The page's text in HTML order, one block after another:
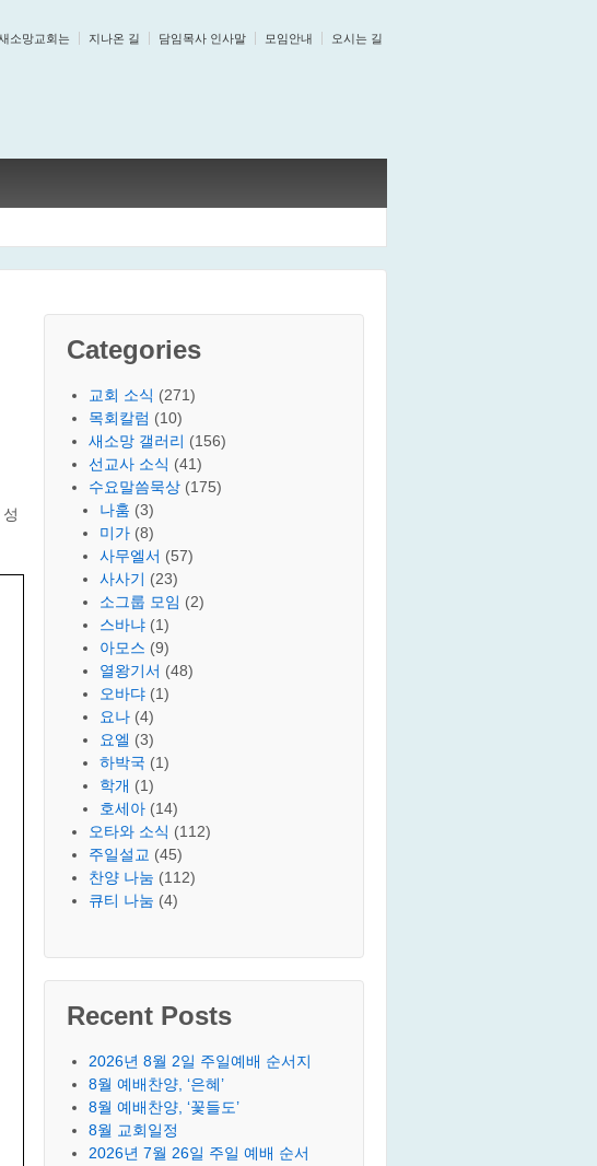
소망교회는 지나온 길 담임목사 인사말 모임안내 오시는 길
Categories
교회 소식 (271)
목회칼럼 (10)
새소망 갤러리 (156)
선교사 소식 (41)
수요말씀묵상 (175)
나훔 (3)
미가 (8)
사무엘서 (57)
사사기 (23)
소그룹 모임 (2)
스바냐 (1)
아모스 (9)
열왕기서 (48)
오바댜 (1)
요나 (4)
요엘 (3)
하박국 (1)
학개 (1)
호세아 (14)
오타와 소식 (112)
주일설교 (45)
찬양 나눔 (112)
큐티 나눔 (4)
Recent Posts
2026년 8월 2일 주일예배 순서지
8월 예배찬양, ‘은혜’
8월 예배찬양, ‘꽃들도’
8월 교회일정
2026년 7월 26일 주일 예배 순서